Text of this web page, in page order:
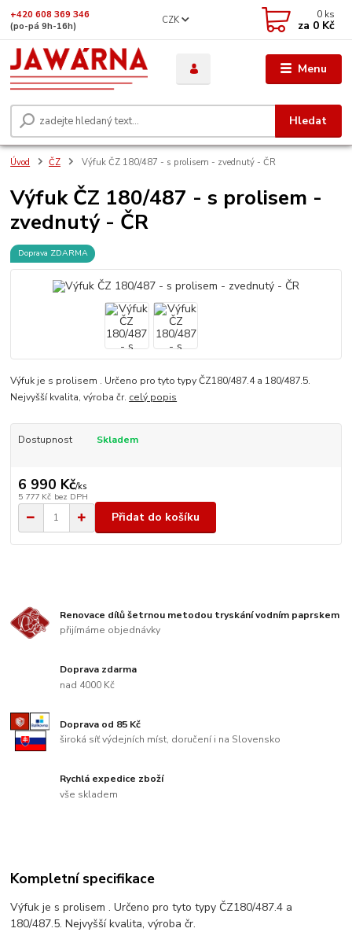
Menu
CZK
Hledat
+420 608 369 346
(po-pá 9h-16h)
0 ks
za 0 Kč
Úvod ČZ Výfuk ČZ 180/487 - s prolisem - zvednutý - ČR
Výfuk ČZ 180/487 - s prolisem -
zvednutý - ČR
Doprava ZDARMA
Výfuk je s prolisem . Určeno pro tyto typy ČZ180/487.4 a 180/487.5.
Nejvyšší kvalita, výroba čr. celý popis
Dostupnost Skladem
6 990 Kč/ks
5 777 Kč bez DPH
Přidat do košíku
Renovace dílů šetrnou metodou tryskání vodním paprskem
přijímáme objednávky
Doprava zdarma
nad 4000 Kč
Doprava od 85 Kč
široká síť výdejních míst, doručení i na Slovensko
Rychlá expedice zboží
vše skladem
Kompletní specifikace
Výfuk je s prolisem . Určeno pro tyto typy ČZ180/487.4 a
180/487.5. Nejvyšší kvalita, výroba čr.